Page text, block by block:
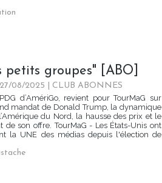
petits groupes" [ABO]
08/2025
CLUB ABONNES
d’AmériGo, revient pour TourMaG sur
mandat de Donald Trump, la dynamique
du Nord, la hausse des prix et le
de son offre. TourMaG - Les États-Unis ont
la UNE des médias depuis l'élection de